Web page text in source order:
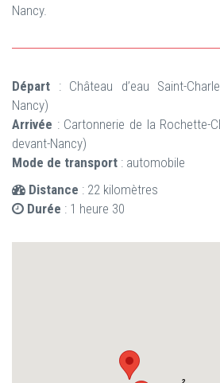
Nancy.
Départ : Château d’eau Saint-
Nancy)
Arrivée : Cartonnerie de la Rochette-
devant-Nancy)
Mode de transport : automobile
Distance : 22 kilomètres
Durée : 1 heure 30
2